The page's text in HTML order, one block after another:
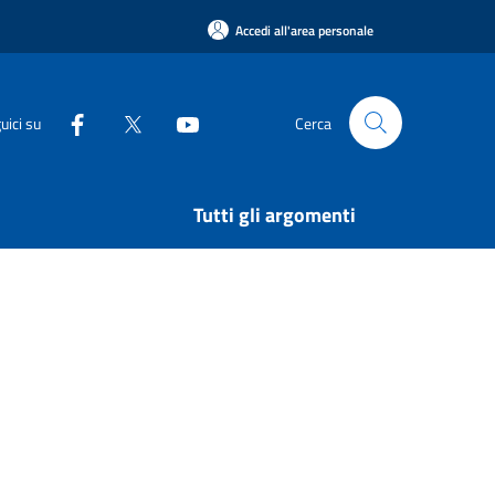
Accedi all'area personale
su Cerca
Tutti gli argomenti